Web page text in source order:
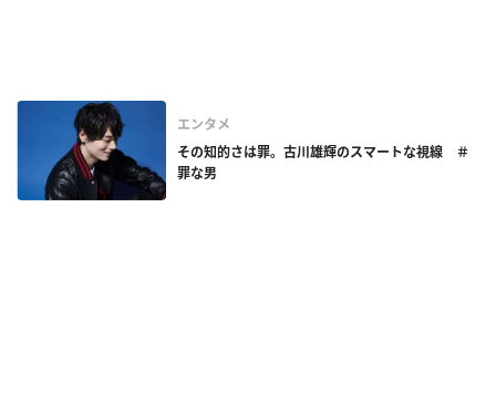
エンタメ
その知的さは罪。古川雄輝のスマートな視線 ＃
罪な男